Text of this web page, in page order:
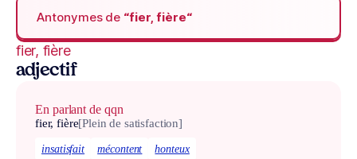
Antonymes de “fier, fière“
fier, fière
adjectif
En parlant de qqn
fier, fière[Plein de satisfaction]
insatisfait mécontent honteux